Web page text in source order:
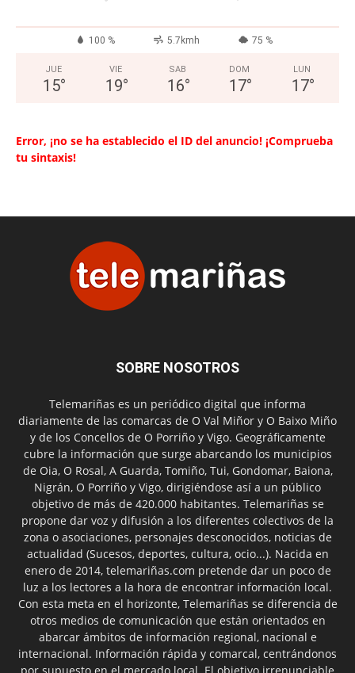
100 % 5.7kmh 75 %
JUE
15°
VIE
19°
SAB
16°
DOM
17°
LUN
17°
Error, ¡no se ha establecido el ID del anuncio! ¡Comprueba
tu sintaxis!
SOBRE NOSOTROS
Telemariñas es un periódico digital que informa
diariamente de las comarcas de O Val Miñor y O Baixo Miño
y de los Concellos de O Porriño y Vigo. Geográficamente
cubre la información que surge abarcando los municipios
de Oia, O Rosal, A Guarda, Tomiño, Tui, Gondomar, Baiona,
Nigrán, O Porriño y Vigo, dirigiéndose así a un público
objetivo de más de 420.000 habitantes. Telemariñas se
propone dar voz y difusión a los diferentes colectivos de la
zona o asociaciones, personajes desconocidos, noticias de
actualidad (Sucesos, deportes, cultura, ocio...). Nacida en
enero de 2014, telemariñas.com pretende dar un poco de
luz a los lectores a la hora de encontrar información local.
Con esta meta en el horizonte, Telemariñas se diferencia de
otros medios de comunicación que están orientados en
abarcar ámbitos de información regional, nacional e
internacional. Información rápida y comarcal, centrándonos